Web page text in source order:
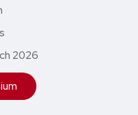
2026